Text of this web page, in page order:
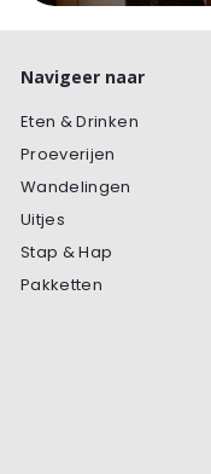
Navigeer naar
Eten & Drinken
Proeverijen
Wandelingen
Uitjes
Stap & Hap
Pakketten